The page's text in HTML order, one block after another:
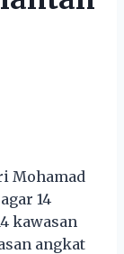
Mohamad
14
kawasan
angkat